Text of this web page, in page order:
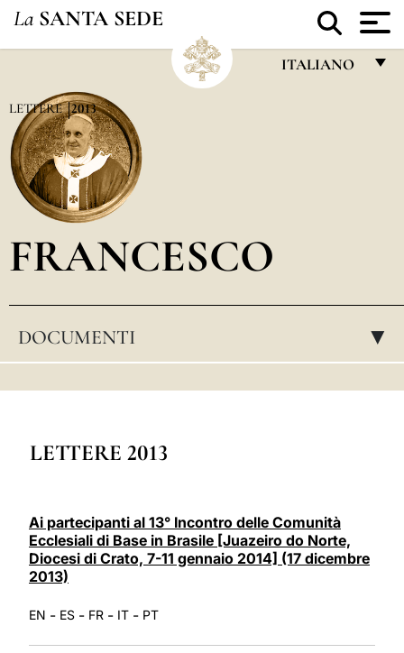
La SANTA SEDE
ITALIANO
POLSKI
LETTERE 2013
FRANCESCO
DOCUMENTI ▸
LETTERE 2013
Ai partecipanti al 13° Incontro delle Comunità
Ecclesiali di Base in Brasile [Juazeiro do Norte,
Diocesi di Crato, 7-11 gennaio 2014] (17 dicembre
2013)
EN - ES - FR - IT - PT